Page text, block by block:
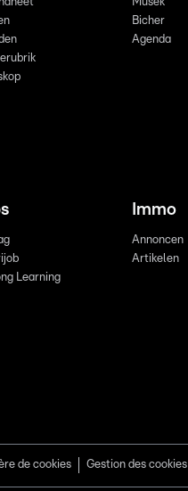
Bicher
Agenda
Learning
Immo
Annoncen
Artikelen
de cookies Gestion des cookies